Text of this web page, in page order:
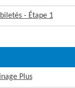
- Étape 1
Plus